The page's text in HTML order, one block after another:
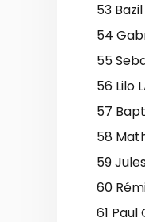
53
54
55
56 Lilo
57
58
59
60
61 Paul